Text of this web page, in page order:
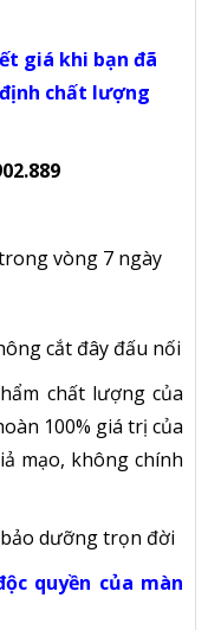
giá khi bạn đã
chất lượng
vòng 7 ngày
cắt đây đấu nối
chất lượng của
100% giá trị của
mạo, không chính
dưỡng trọn đời
quyền của màn